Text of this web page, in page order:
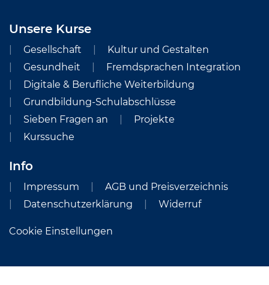
Unsere Kurse
Gesellschaft
Kultur und Gestalten
Gesundheit
Fremdsprachen Integration
Digitale & Berufliche Weiterbildung
Grundbildung-Schulabschlüsse
Sieben Fragen an
Projekte
Kurssuche
Info
Impressum
AGB und Preisverzeichnis
Datenschutzerklärung
Widerruf
Cookie Einstellungen